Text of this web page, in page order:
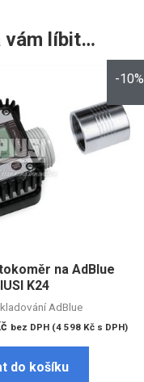
vám líbit…
-10%
na AdBlue
K24
AdBlue
bez DPH (4 598 Kč s DPH)
do košíku